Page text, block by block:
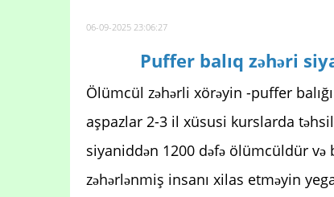
06-09-2025 23:06:27
Puffer balıq zəhəri
Ölümcül zəhərli xörəyin -puffer
aşpazlar 2-3 il xüsusi kurslarda
siyaniddən 1200 dəfə ölümcüldür
zəhərlənmiş insanı xilas etməyin